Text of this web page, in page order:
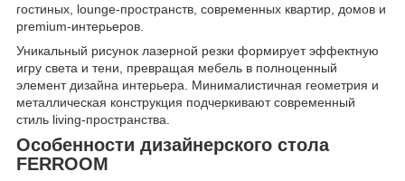
гостиных, lounge-пространств, современных квартир, домов и
premium-интерьеров.
Уникальный рисунок лазерной резки формирует эффектную
игру света и тени, превращая мебель в полноценный
элемент дизайна интерьера. Минималистичная геометрия и
металлическая конструкция подчеркивают современный
стиль living-пространства.
Особенности дизайнерского стола
FERROOM